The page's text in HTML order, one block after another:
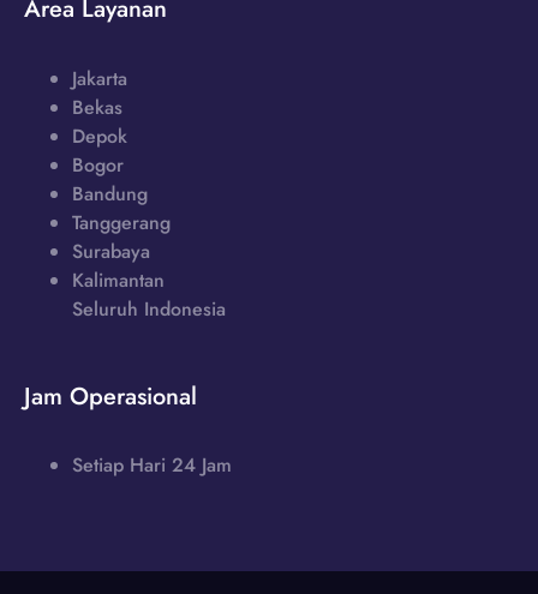
Area Layanan
Jakarta
Bekas
Depok
Bogor
Bandung
Tanggerang
Surabaya
Kalimantan
Seluruh Indonesia
Jam Operasional
Setiap Hari 24 Jam